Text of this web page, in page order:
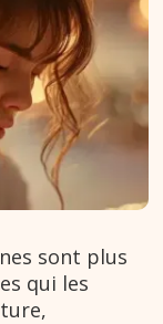
sont plus
qui les